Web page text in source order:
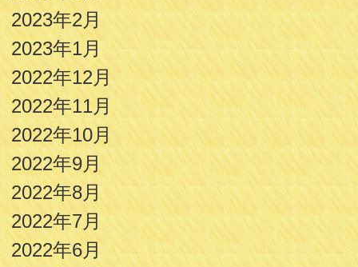
2023年2月
2023年1月
2022年12月
2022年11月
2022年10月
2022年9月
2022年8月
2022年7月
2022年6月